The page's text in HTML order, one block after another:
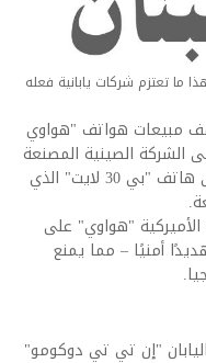
تعتزم شركات يابانية فعله
مبيعات هواتف "هواوي
الشركة الصينية المصنعة
لمعدات الاتصالات، في خطوة ستؤثر على هاتف "بي 30 لايت" الذي
"هواوي" على
أمنيًا – مما يمنع
"إن تي تي دوكومو"